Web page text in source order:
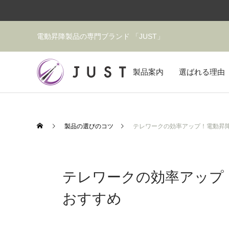
電動昇降製品の専門ブランド 「JUST」
製品案内 選ばれる理由
製品の選びのコツ テレワークの効率アップ！電動昇
テレワークの効率アッ
おすすめ